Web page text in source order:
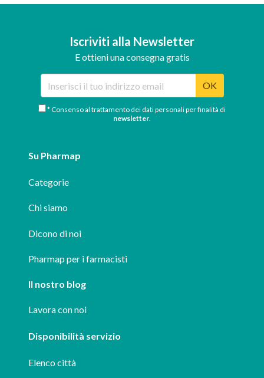
Iscriviti alla Newsletter
E ottieni una consegna gratis
OK
* Consenso al trattamento dei dati personali per finalità di
newsletter.
Su Pharmap
Categorie
Chi siamo
Dicono di noi
Pharmap per i farmacisti
Il nostro blog
Lavora con noi
Disponibilità servizio
Elenco città